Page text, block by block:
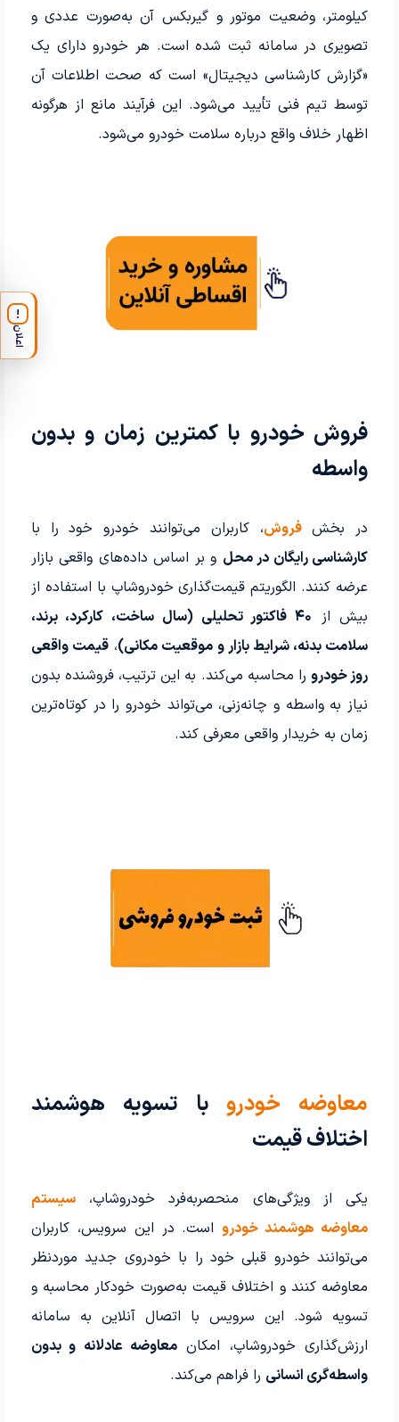
کیلومتر، وضعیت موتور و گیربکس آن به‌صورت عددی و
تصویری در سامانه ثبت شده است. هر خودرو دارای یک
«گزارش کارشناسی دیجیتال» است که صحت اطلاعات آن
توسط تیم فنی تأیید می‌شود. این فرآیند مانع از هرگونه
اظهار خلاف واقع درباره سلامت خودرو می‌شود.
فروش خودرو با کمترین زمان و بدون
واسطه
در بخشفروش، کاربران می‌توانند خودرو خود را با
کارشناسی رایگان در محل و بر اساس داده‌های واقعی بازار
عرضه کنند. الگوریتم قیمت‌گذاری خودروشاپ با استفاده از
بیش از
۴۰ فاکتور تحلیلی (سال ساخت، کارکرد، برند،
سلامت بدنه، شرایط بازار و موقعیت مکانی)،قیمت واقعی
روز خودرورا محاسبه می‌کند. به این ترتیب، فروشنده بدون
نیاز به واسطه و چانه‌زنی، می‌تواند خودرو را در کوتاه‌ترین
زمان به خریدار واقعی معرفی کند.
معاوضه خودروبا تسویه هوشمند
اختلاف قیمت
یکی از ویژگی‌های منحصربه‌فرد خودروشاپ،سیستم
معاوضه هوشمند خودرواست. در این سرویس، کاربران
می‌توانند خودرو قبلی خود را با خودروی جدید موردنظر
معاوضه کنند و اختلاف قیمت به‌صورت خودکار محاسبه و
تسویه شود. این سرویس با اتصال آنلاین به سامانه
ارزش‌گذاری خودروشاپ، امکان معاوضه عادلانه و بدون
واسطه‌گری انسانی را فراهم می‌کند.
!
اعلان